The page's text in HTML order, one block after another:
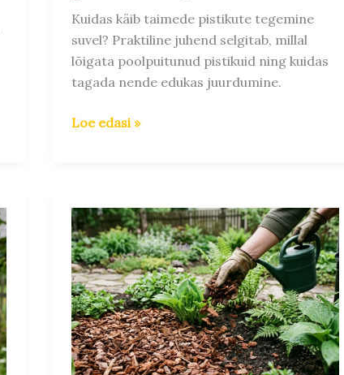
Kuidas käib taimede pistikute tegemine
suvel? Praktiline juhend selgitab, millal
lõigata poolpuitunud pistikuid ning kuidas
tagada nende edukas juurdumine.
Loe edasi »
Umbrohuvaba
aed
kemikaalideta:
praktilised
ja
looduslikud
võtted